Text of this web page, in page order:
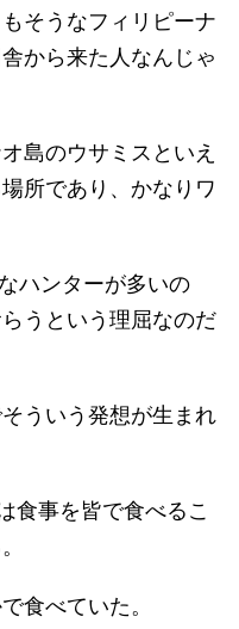
そうなフィリピーナ
から来た人なんじゃ
島のウサミスといえ
所であり、かなりワ
ハンターが多いの
うという理屈なのだ
ういう発想が生まれ
食事を皆で食べるこ
食べていた。